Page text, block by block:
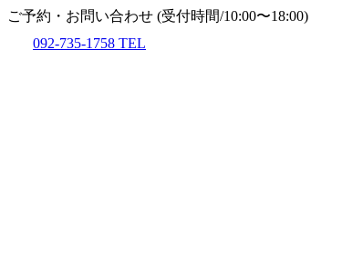
ご予約・お問い合わせ (受付時間/10:00〜18:00)
092-735-1758 TEL